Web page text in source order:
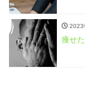
2023
痩せ